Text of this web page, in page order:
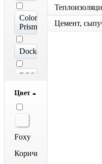
Colorcoat
Prisma®
Docke
ECOSTEEL®
Matt
LINE
Цвет
Foxy
Коричневый